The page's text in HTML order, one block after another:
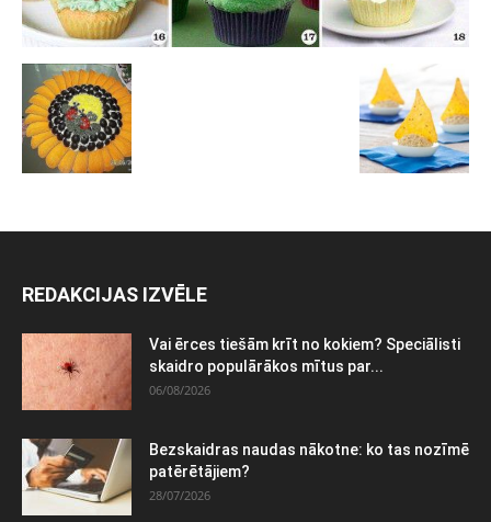
REDAKCIJAS IZVĒLE
Vai ērces tiešām krīt no kokiem? Speciālisti
skaidro populārākos mītus par...
06/08/2026
Bezskaidras naudas nākotne: ko tas nozīmē
patērētājiem?
28/07/2026